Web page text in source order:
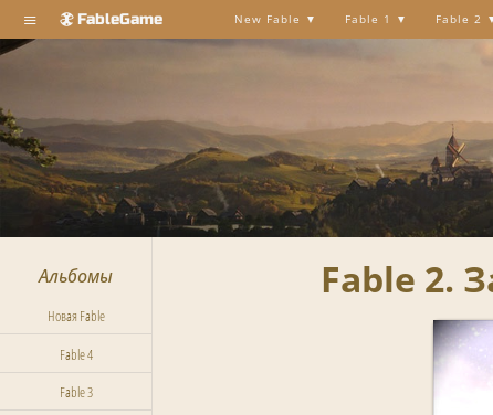
≡ FableGame New Fable Fable 1 Fable 2
Альбомы
Новая Fable
Fable 4
Fable 3
Fable 2.